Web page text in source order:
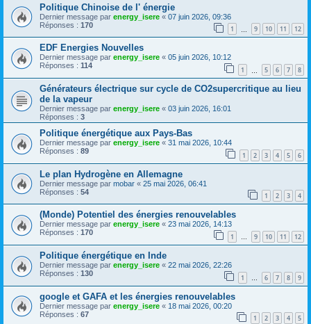
Politique Chinoise de l' énergie
Dernier message par energy_isere « 07 juin 2026, 09:36
Réponses : 170 1 9 10 11 12
EDF Energies Nouvelles
Dernier message par energy_isere « 05 juin 2026, 10:12
Réponses : 114 1 5 6 7 8
Générateurs électrique sur cycle de CO2supercritique au lieu
de la vapeur
Dernier message par energy_isere « 03 juin 2026, 16:01
Réponses : 3
Politique énergétique aux Pays-Bas
Dernier message par energy_isere « 31 mai 2026, 10:44
Réponses : 89 1 2 3 4 5 6
Le plan Hydrogène en Allemagne
Dernier message par mobar « 25 mai 2026, 06:41
Réponses : 54 1 2 3 4
(Monde) Potentiel des énergies renouvelables
Dernier message par energy_isere « 23 mai 2026, 14:13
Réponses : 170 1 … 9 10 11 12
Politique énergétique en Inde
Dernier message par energy_isere « 22 mai 2026, 22:26
Réponses : 130 1 … 6 7 8 9
google et GAFA et les énergies renouvelables
Dernier message par energy_isere « 18 mai 2026, 00:20
Réponses : 67 1 2 3 4 5